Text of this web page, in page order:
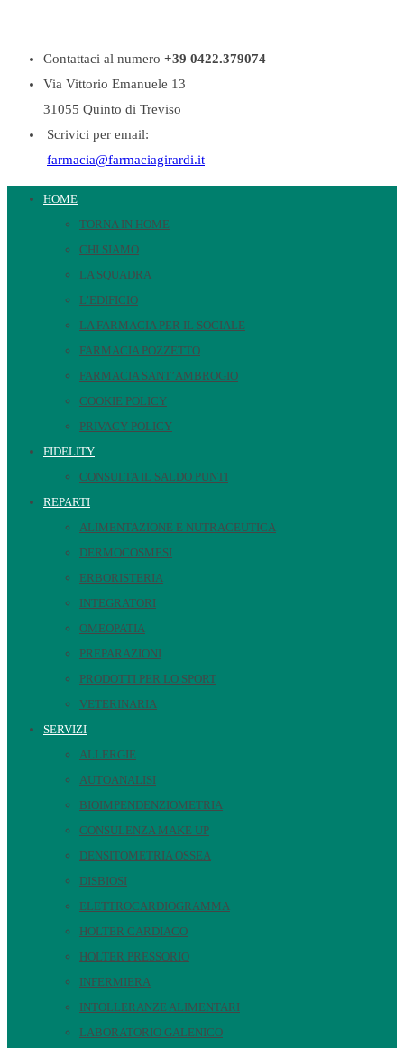
Contattaci al numero +39 0422.379074
Via Vittorio Emanuele 13
31055 Quinto di Treviso
Scrivici per email:
farmacia@farmaciagirardi.it
HOME
TORNA IN HOME
CHI SIAMO
LA SQUADRA
L’EDIFICIO
LA FARMACIA PER IL SOCIALE
FARMACIA POZZETTO
FARMACIA SANT’AMBROGIO
COOKIE POLICY
PRIVACY POLICY
FIDELITY
CONSULTA IL SALDO PUNTI
REPARTI
ALIMENTAZIONE E NUTRACEUTICA
DERMOCOSMESI
ERBORISTERIA
INTEGRATORI
OMEOPATIA
PREPARAZIONI
PRODOTTI PER LO SPORT
VETERINARIA
SERVIZI
ALLERGIE
AUTOANALISI
BIOIMPENDENZIOMETRIA
CONSULENZA MAKE UP
DENSITOMETRIA OSSEA
DISBIOSI
ELETTROCARDIOGRAMMA
HOLTER CARDIACO
HOLTER PRESSORIO
INFERMIERA
INTOLLERANZE ALIMENTARI
LABORATORIO GALENICO